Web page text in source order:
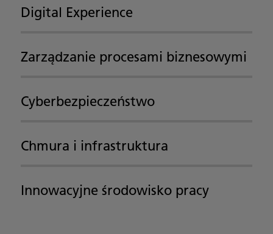
Digital Experience
Zarządzanie procesami biznesowymi
Cyberbezpieczeństwo
Chmura i infrastruktura
Innowacyjne środowisko pracy